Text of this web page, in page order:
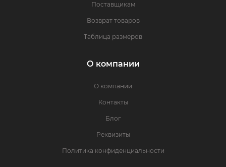
Поставщикам
Возврат товаров
Таблица размеров
О компании
О компании
Контакты
Блог
Реквизиты
Политика конфиденциальности